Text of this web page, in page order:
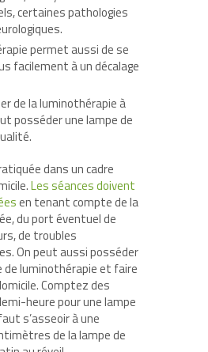
certaines pathologies
permet aussi de se
facilement à un décalage
de la luminothérapie à
posséder une lampe de
dans un cadre
Les séances doivent
en tenant compte de la
du port éventuel de
de troubles
On peut aussi posséder
de luminothérapie et faire
Comptez des
heure pour une lampe
s’asseoir à une
de la lampe de